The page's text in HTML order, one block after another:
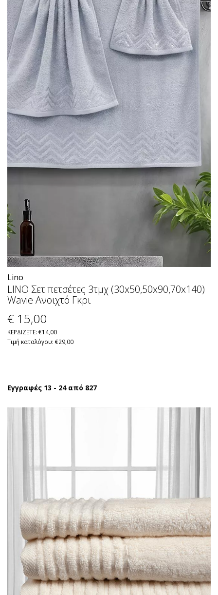
Lino
LINO Σετ πετσέτες 3τμχ (30x50,50x90,70x140)
Wavie Ανοιχτό Γκρι
€ 15,00
ΚΕΡΔΙΖΕΤΕ: €14,00
Τιμή καταλόγου: €29,00
Εγγραφές 13 - 24 από 827